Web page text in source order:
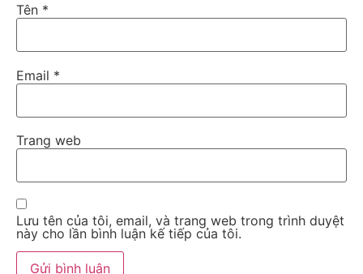
Tên *
Email *
Trang web
Lưu tên của tôi, email, và trang web trong trình duyệt
này cho lần bình luận kế tiếp của tôi.